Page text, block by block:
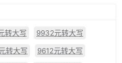
转大写
9932元转大写
转大写
9612元转大写